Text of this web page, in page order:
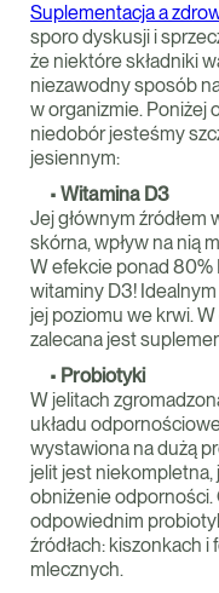
Suplementacja a
sporo dyskusji i
że niektóre składniki
niezawodny sposób
w organizmie. Poniżej
niedobór jesteśmy
jesiennym:
• Witamina D3
Jej głównym źródłem
skórna, wpływ na nią
W efekcie ponad 80%
witaminy D3!
jej poziomu we krwi.
zalecana jest
• Probiotyki
W jelitach
układu
wystawiona na dużą
jelit jest
obniżenie
odpowiednim
źródłach: kiszonkach
mlecznych.